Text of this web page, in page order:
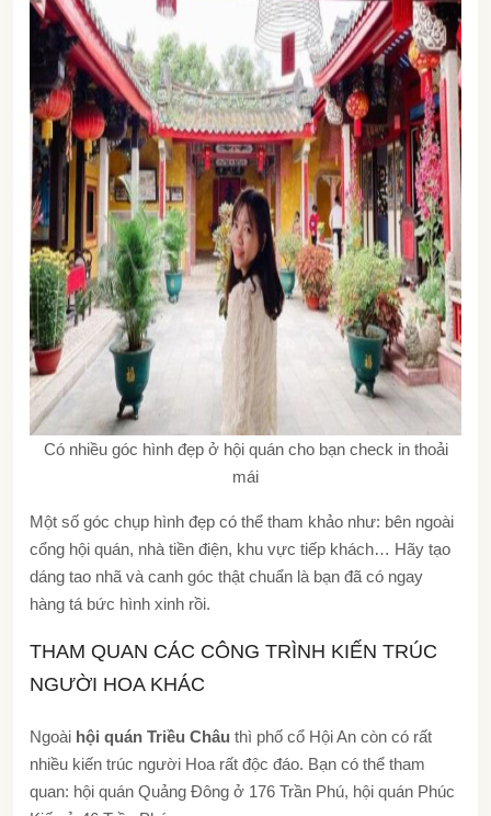
Có nhiều góc hình đẹp ở hội quán cho bạn check in thoải
mái
Một số góc chụp hình đẹp có thể tham khảo như: bên ngoài
cổng hội quán, nhà tiền điện, khu vực tiếp khách… Hãy tạo
dáng tao nhã và canh góc thật chuẩn là bạn đã có ngay
hàng tá bức hình xinh rồi.
THAM QUAN CÁC CÔNG TRÌNH KIẾN TRÚC
NGƯỜI HOA KHÁC
Ngoài hội quán Triều Châu thì phố cổ Hội An còn có rất
nhiều kiến trúc người Hoa rất độc đáo. Bạn có thể tham
quan: hội quán Quảng Đông ở 176 Trần Phú, hội quán Phúc